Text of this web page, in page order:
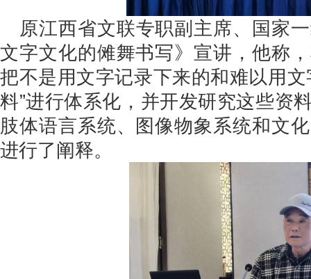
原江西省文联专职副主席、国家
文字文化的傩舞书写》宣讲，他称
把不是用文字记录下来的和难以用
料”进行体系化，并开发研究这些资
肢体语言系统、图像物象系统和文
进行了阐释。